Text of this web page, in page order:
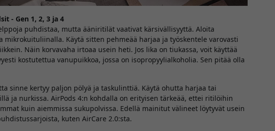
- Gen 1, 2, 3 ja 4
puhdistaa, mutta ääniritilät vaativat kärsivällisyyttä. Aloita
mikrokuituliinalla. Käytä sitten pehmeää harjaa ja työskentele varovasti
Näin korvavaha irtoaa usein heti. Jos lika on tiukassa, voit käyttää
kostutettua vanupuikkoa, jossa on isopropyylialkoholia. Sen pitää olla
sinne kertyy paljon pölyä ja taskulinttiä. Käytä ohutta harjaa tai
ja nurkissa. AirPods 4:n kohdalla on erityisen tärkeää, ettei ritilöihin
kuin aiemmissa sukupolvissa. Edellä mainitut välineet löytyvät usein
kuten AirCare 2.0:sta.